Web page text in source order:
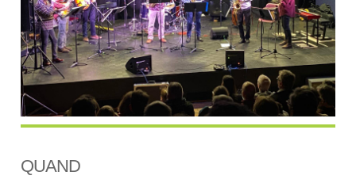
QUAND